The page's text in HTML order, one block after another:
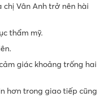
chị Vân Anh trở nên hài
thẩm mỹ.
giác khoảng trống hai
hơn trong giao tiếp cũng